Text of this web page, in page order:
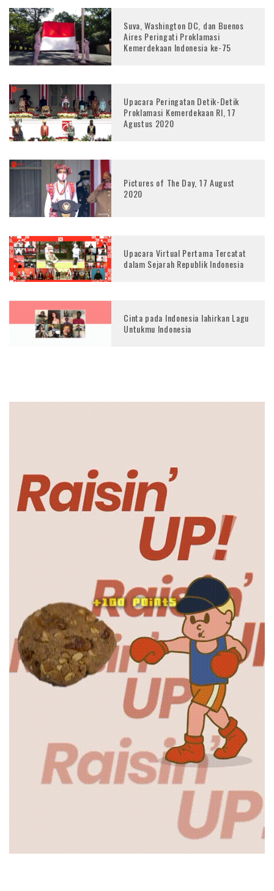
Suva, Washington DC, dan Buenos
Aires Peringati Proklamasi
Kemerdekaan Indonesia ke-75
Upacara Peringatan Detik-Detik
Proklamasi Kemerdekaan RI, 17
Agustus 2020
Pictures of The Day, 17 August
2020
Upacara Virtual Pertama Tercatat
dalam Sejarah Republik Indonesia
Cinta pada Indonesia lahirkan Lagu
Untukmu Indonesia